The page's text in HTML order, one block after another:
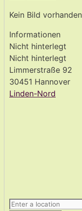
Kein Bild vorhanden
Informationen
Nicht hinterlegt
Nicht hinterlegt
Limmerstraße 92
30451 Hannover
Linden-Nord